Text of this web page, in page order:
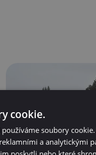
cookie.
soubory
a analytickými